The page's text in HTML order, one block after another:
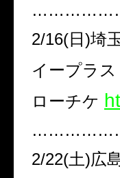
2/16(日)埼
イープラス
ローチケ
2/22(土)広